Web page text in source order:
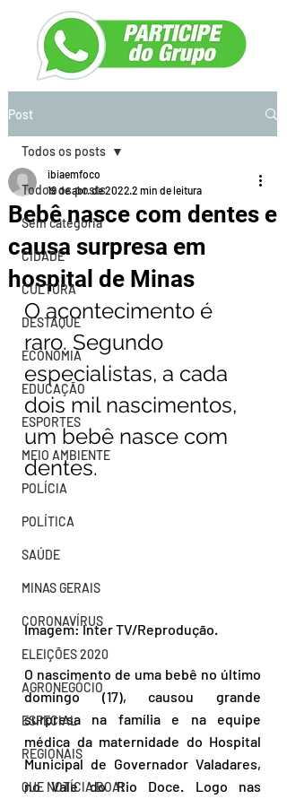
Post
Todos os posts
Sem categoria
CIDADE
CULTURA
DESTAQUE
ECONOMIA
EDUCAÇÃO
ESPORTES
MEIO AMBIENTE
POLÍCIA
POLÍTICA
SAÚDE
MINAS GERAIS
CORONAVÍRUS
ELEIÇÕES 2020
AGRONEGÓCIO
ESPECIAL
REGIONAIS
QUE NOTÍCIA BOA!
Todos os posts
Bebê nasce com dentes e
causa surpresa em
hospital de Minas
ibiaemfoco
19 de abr. de 2022 2 min de leitura
O acontecimento é
raro. Segundo
especialistas, a cada
dois mil nascimentos,
um bebê nasce com
dentes.
Imagem: Inter TV/Reprodução.
O nascimento de uma bebê no último
domingo (17), causou grande
surpresa na família e na equipe
médica da maternidade do Hospital
Municipal de Governador Valadares,
no Vale do Rio Doce. Logo nas